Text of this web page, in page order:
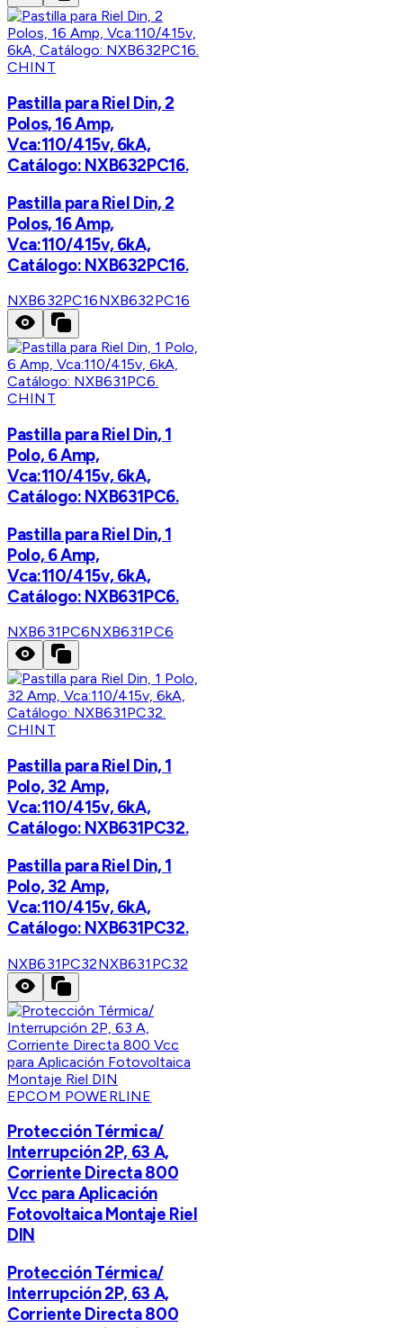
CHINT
Pastilla para Riel Din, 2
Polos, 16 Amp,
Vca:110/415v, 6kA,
Catálogo: NXB632PC16.
Pastilla para Riel Din, 2
Polos, 16 Amp,
Vca:110/415v, 6kA,
Catálogo: NXB632PC16.
NXB632PC16NXB632PC16
CHINT
Pastilla para Riel Din, 1
Polo, 6 Amp,
Vca:110/415v, 6kA,
Catálogo: NXB631PC6.
Pastilla para Riel Din, 1
Polo, 6 Amp,
Vca:110/415v, 6kA,
Catálogo: NXB631PC6.
NXB631PC6NXB631PC6
CHINT
Pastilla para Riel Din, 1
Polo, 32 Amp,
Vca:110/415v, 6kA,
Catálogo: NXB631PC32.
Pastilla para Riel Din, 1
Polo, 32 Amp,
Vca:110/415v, 6kA,
Catálogo: NXB631PC32.
NXB631PC32NXB631PC32
EPCOM POWERLINE
Protección Térmica/
Interrupción 2P, 63 A,
Corriente Directa 800
Vcc para Aplicación
Fotovoltaica Montaje Riel
DIN
Protección Térmica/
Interrupción 2P, 63 A,
Corriente Directa 800